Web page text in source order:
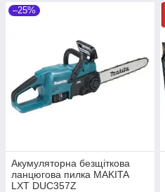
–25%
Акумуляторна безщіткова
ланцюгова пилка MAKITA
LXT DUC357Z